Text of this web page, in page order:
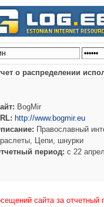
о распределении
BogMir
http://www.bogmir.eu
Православный
Цепи, шнурки
период: c 22
сайта за отчетный